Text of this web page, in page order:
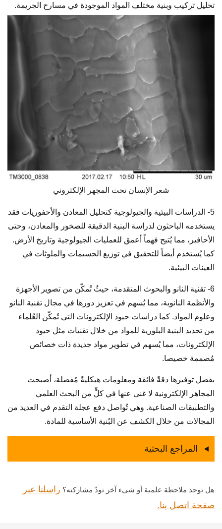
تحليل تركيب وبنية مختلف المواد الموجودة في مسارح الجريمة.
شعر الإنسان تحت المجهر الإلكتروني
5- الدراسات البيئية والجيولوجية كتحليل المعادن والأحفوريات فقد
يستخدمه الباحثون لدراسة البنية الدقيقة للصخور والمعادن، وحتى
الأحافير، مما يُتيح فهماً أعمق للعمليات الجيولوجية وتاريخ الأرض.
كما يُستخدم أيضاً للتحقيق في توزيع الجسيمات والملوثات في
العينات البيئية.
6- تقنية النانو والبحوث المتقدمة، حيثُ تُمكّن من تصوير الأجهزة
والأنظمة النانوية، مما يُسهم في تعزيز دورها في مجال تقنية النانو
وعلوم المواد. كما دراسات حيود الإلكترونات التي تُمكّن العُلماء
من تحديد البنية البلورية للمواد من خلال تقنيات مثل حيود
الإلكترونات، مما يُسهم في تطوير مواد جديدة ذات خصائص
مُصممة خصيصا.
بفضل توفيرها دقةً فائقة ومعلومات هيكليةً مُفصلة، ​​أصبحت
المجاهر الإلكترونية لا غنى عنها في كلٍّ من البحث العلمي
والتطبيقات الصناعية. وهي تُواصل دفع عجلة التقدم في العديد من
المجالات من خلال الكشف عن البُنية الأساسية للمادة.
المراجع البحثية
هل توجد ملاحظة علمية أو شيء آخر تودّ مشاركته؟ راسلنا عبر
صفحة اتصل بنا.